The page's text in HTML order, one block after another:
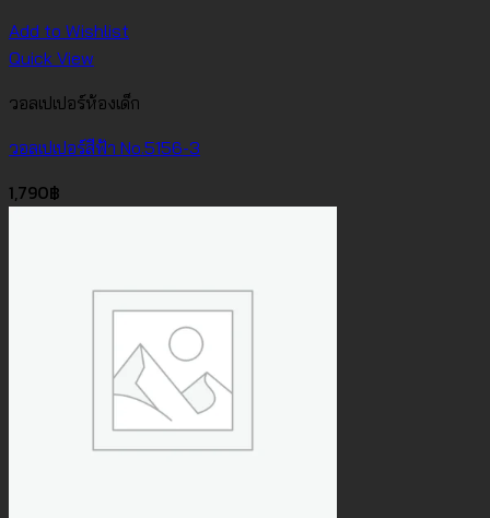
Add to Wishlist
Quick View
วอลเปเปอร์ห้องเด็ก
วอลเปเปอร์สีฟ้า No.5156-3
1,790฿